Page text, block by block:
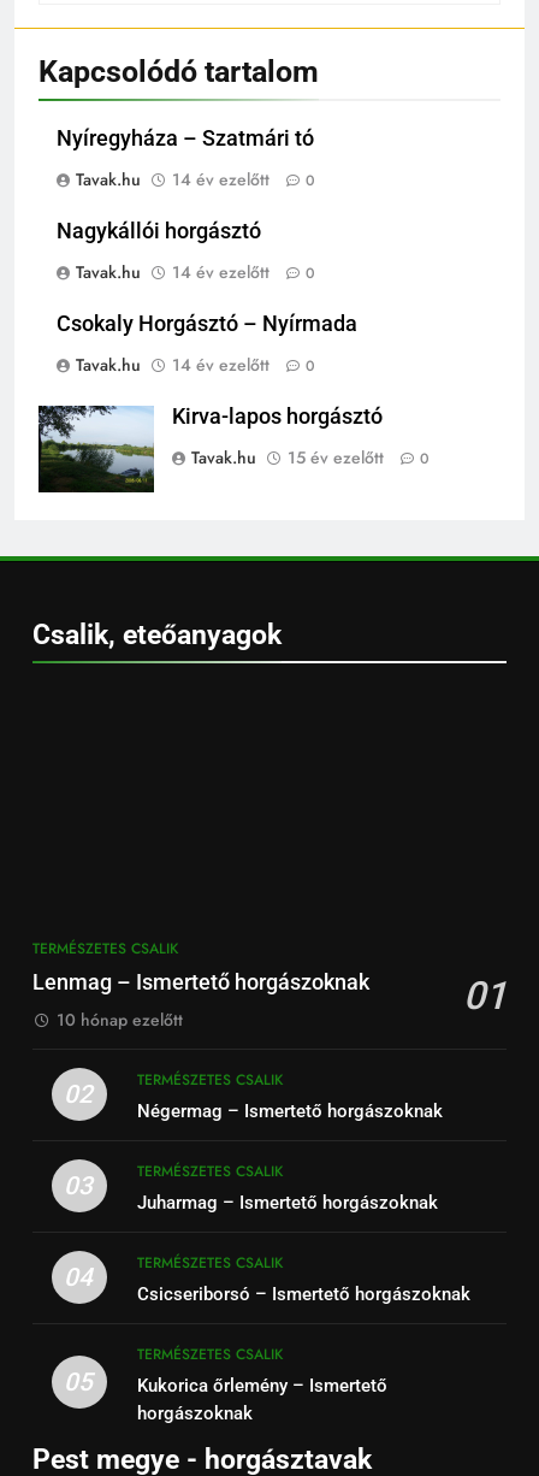
Kapcsolódó tartalom
Nyíregyháza – Szatmári tó
Tavak.hu
14 év ezelőtt 0
Nagykállói horgásztó
Tavak.hu
14 év ezelőtt 0
Csokaly Horgásztó – Nyírmada
Tavak.hu
14 év ezelőtt 0
Kirva-lapos horgásztó
Tavak.hu
15 év ezelőtt 0
Csalik, eteőanyagok
TERMÉSZETES CSALIK
Lenmag – Ismertető horgászoknak 01
10 hónap ezelőtt
02
TERMÉSZETES CSALIK
Négermag – Ismertető horgászoknak
03
TERMÉSZETES CSALIK
Juharmag – Ismertető horgászoknak
04
TERMÉSZETES CSALIK
Csicseriborsó – Ismertető horgászoknak
05
TERMÉSZETES CSALIK
Kukorica őrlemény – Ismertető
horgászoknak
Pest megye - horgásztavak